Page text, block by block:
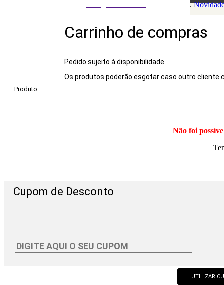
.
Carrinho de compras
Pedido sujeito à disponibilidade
Os produtos poderão esgotar caso outro cliente
Produto
Não foi
Cupom de Desconto
UTILIZAR